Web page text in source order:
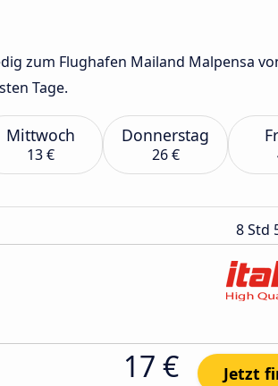
zum Flughafen Mailand Malpensa
Tage.
Mittwoch
13 €
Donnerstag
26 €
8 Std
17 € Jetzt